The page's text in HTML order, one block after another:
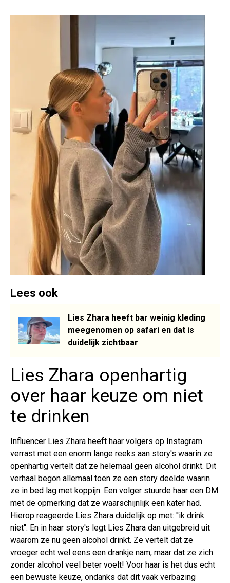
Lees ook
Lies Zhara heeft bar weinig kleding
meegenomen op safari en dat is
duidelijk zichtbaar
Lies Zhara openhartig
over haar keuze om niet
te drinken
Influencer Lies Zhara heeft haar volgers op Instagram
verrast met een enorm lange reeks aan story's waarin ze
openhartig vertelt dat ze helemaal geen alcohol drinkt. Dit
verhaal begon allemaal toen ze een story deelde waarin
ze in bed lag met koppijn. Een volger stuurde haar een DM
met de opmerking dat ze waarschijnlijk een kater had.
Hierop reageerde Lies Zhara duidelijk op met: ''ik drink
niet''. En in haar story's legt Lies Zhara dan uitgebreid uit
waarom ze nu geen alcohol drinkt. Ze vertelt dat ze
vroeger echt wel eens een drankje nam, maar dat ze zich
zonder alcohol veel beter voelt! Voor haar is het dus echt
een bewuste keuze, ondanks dat dit vaak verbazing